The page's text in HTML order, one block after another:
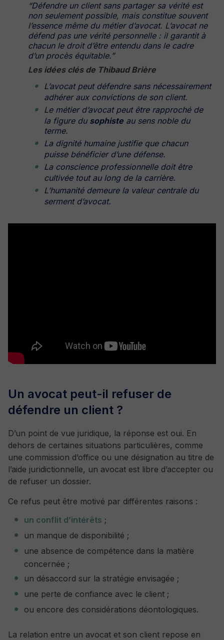
“Défendre un client sans partager sa vérité est
non seulement possible, mais constitue souvent
l’essence même du métier d’avocat. L’avocat ne
défend pas une vérité personnelle : il garantit à
chacun le droit d’être entendu dans le cadre
d’un procès équitable.”
Les idées clés de Thibaud Brière
L’avocat peut défendre sans nécessairement
adhérer aux convictions de son client.
Le métier d’avocat peut être rapproché de
la figure du sophiste au sens noble du
terme.
La dignité humaine justifie que chacun
puisse bénéficier d’une défense.
La conscience professionnelle doit être
cultivée tout au long de la carrière.
L’humanité demeure la valeur centrale du
serment d’avocat.
Un avocat peut-il refuser de
défendre un client ?
D’un point de vue juridique, la réponse est oui. En
dehors de certaines situations particulières, comme
une commission d’office ou une désignation au titre de
l’aide juridictionnelle, un avocat est libre d’accepter ou
de refuser un dossier.
Ce refus peut être motivé par différentes raisons :
un conflit d’intérêts ;
un manque de disponibilité ;
une absence de compétence dans la matière
concernée ;
un désaccord sur la stratégie envisagée ;
une perte de confiance avec le client ;
ou encore des considérations déontologiques.
La relation entre un avocat et son client repose en